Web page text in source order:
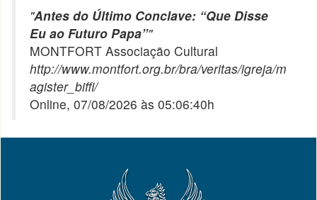
"Antes do Último Conclave: “Que Disse
Eu ao Futuro Papa”"
MONTFORT Associação Cultural
http://www.montfort.org.br/bra/veritas/igreja/m
agister_biffi/
Online, 07/08/2026 às 05:06:40h